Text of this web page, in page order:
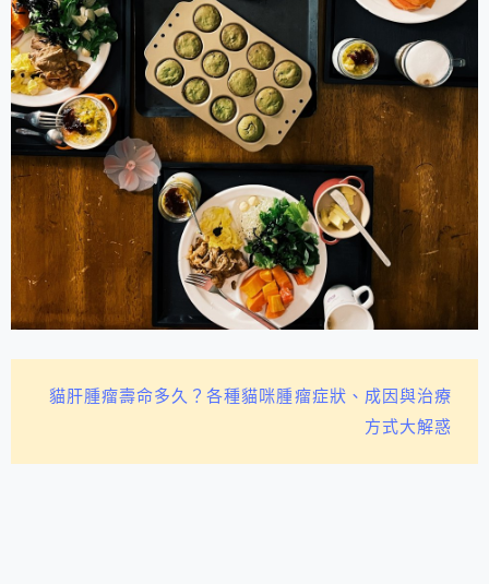
貓肝腫瘤壽命多久？各種貓咪腫瘤症狀、成因與治療
方式大解惑